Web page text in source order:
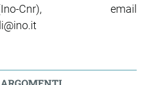
Cnr), email